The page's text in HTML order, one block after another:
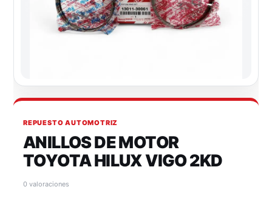
REPUESTO AUTOMOTRIZ
ANILLOS DE MOTOR
TOYOTA HILUX VIGO 2KD
0 valoraciones